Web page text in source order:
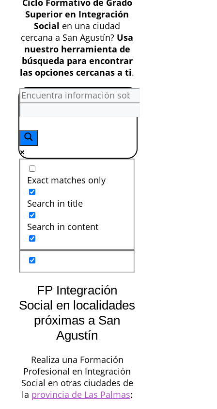
Superior en Integración
Social en una ciudad
cercana a San Agustín? Usa
nuestro herramienta de
búsqueda para encontrar
las opciones cercanas a ti.
Exact matches only
Search in title
Search in content
FP Integración
Social en localidades
próximas a San
Agustín
Realiza una Formación
Profesional en Integración
Social en otras ciudades de
la provincia de Las Palmas: